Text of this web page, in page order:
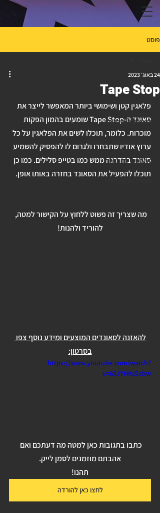
פוסט
פלאגינים חינמיים
סאמפלים חינמיים
פריסטים חינמיים
Tape Stop
24 באוג׳ 2023
פלאגין קטן ושימושי ביותר המאפשר לייצר את
סאונד ה-Tape Stop שומעים בהמון הפקות
מוכרות. כלומר, תוכלו לשים את הפלאגין על כל
ערוץ אודיו שתבחרו ולגרום לו להפסיק להשמיע
סאונד בהדרגה ממש כמו בטייפ סלילים. כמו כן
תוכלו להפעיל את הסאונד בחזרה באותו אופן.
מה שצריך זה פשוט ללחוץ על הקישור למטה,
להוריד ולהנות!
להאזנה לסאונדים המוצעים ומידע נוסף צפו
בסרטון:
https://www.youtube.com/watch?
v=60JYHKs5ebw
כתבו בתגובות כאן למטה מה דעתכם ואם
אהבתם מוזמנים לסמן לייק.
תהנו!
לחצו כאן להורדה